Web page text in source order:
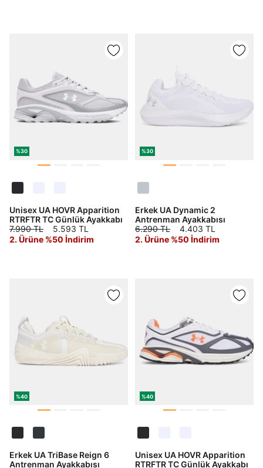
%30
Unisex UA HOVR Apparition
RTRFTR TC Günlük Ayakkabı
7.990 TL
5.593 TL
2. Ürüne %50 İndirim
%30
Erkek UA Dynamic 2
Antrenman Ayakkabısı
6.290 TL
4.403 TL
2. Ürüne %50 İndirim
%40
Erkek UA TriBase Reign 6
Antrenman Ayakkabısı
%40
Unisex UA HOVR Apparition
RTRFTR TC Günlük Ayakkabı